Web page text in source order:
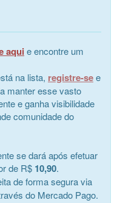
aqui e encontre um
na lista, registre-see
manter esse vasto
e ganha visibilidade
comunidade do
se dará após efetuar
de R$ 10,90.
de forma segura via
do Mercado Pago.